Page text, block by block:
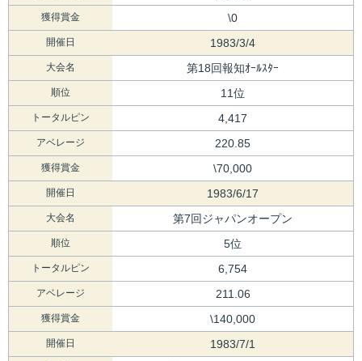
獲得賞金 \0
開催日 1983/3/4
大会名 第18回報知ｵｰﾙｽﾀｰ
順位 11位
トータルピン 4,417
アベレージ 220.85
獲得賞金 \70,000
開催日 1983/6/17
大会名 第7回ジャパンオープン
順位 5位
トータルピン 6,754
アベレージ 211.06
獲得賞金 \140,000
開催日 1983/7/1